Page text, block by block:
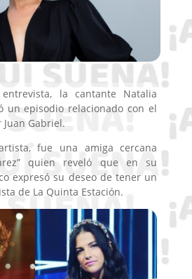
la cantante Natalia
un episodio relacionado con el
Juan Gabriel.
fue una amiga cercana
quien reveló que en su
expresó su deseo de tener un
de La Quinta Estación.